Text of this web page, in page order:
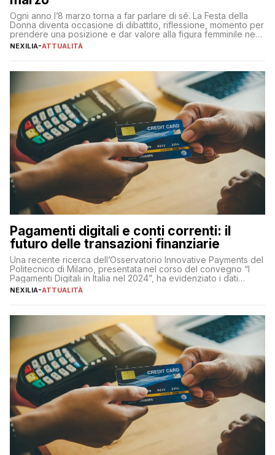
Ogni anno l’8 marzo torna a far parlare di sé. La Festa della
Donna diventa occasione di dibattito, riflessione, momento per
prendere una posizione e dar valore alla figura femminile nella
sua complessità e crucialità. A lanciare un messaggio “forte e
NEXILIA-ATTUALITÀ
Pagamenti digitali e conti correnti: il
futuro delle transazioni finanziarie
Una recente ricerca dell’Osservatorio Innovative Payments del
Politecnico di Milano, presentata nel corso del convegno “I
Pagamenti Digitali in Italia nel 2024”, ha evidenziato i dati
definitivi del primo semestre 2024 relativamente alle
NEXILIA-ATTUALITÀ